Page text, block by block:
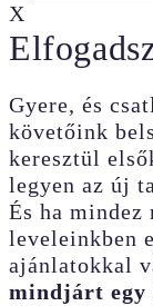
X
Gyere, és
követőink
keresztül
legyen az új
És ha
leveleinkben
ajánlatokkal
mindjárt egy